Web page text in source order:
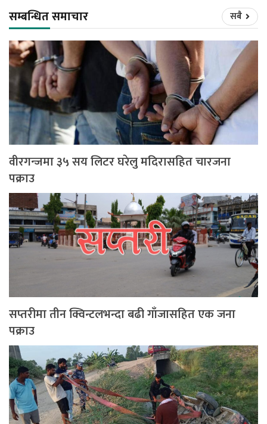
सम्बन्धित समाचार सबै
वीरगन्जमा ३५ सय लिटर घरेलु मदिरासहित चारजना
पक्राउ
सप्तरीमा तीन क्विन्टलभन्दा बढी गाँजासहित एक जना
पक्राउ